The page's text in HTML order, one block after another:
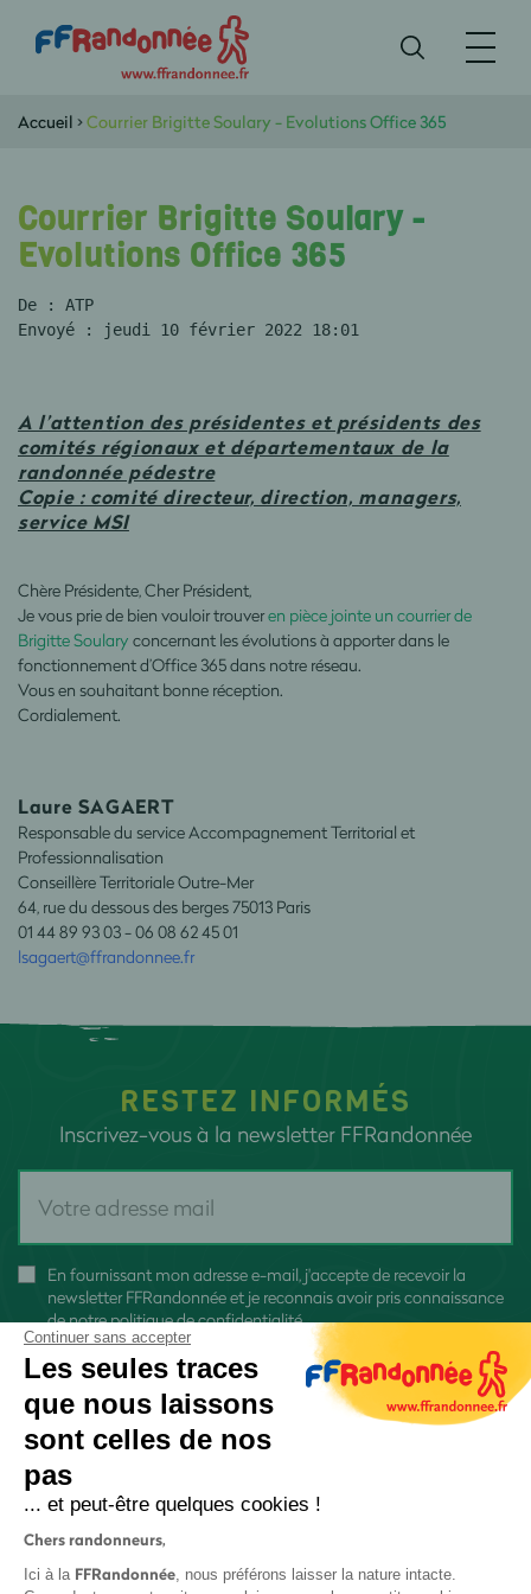
Accueil >Courrier Brigitte Soulary - Evolutions Office 365
Courrier Brigitte Soulary -
Evolutions Office 365
De : ATP
Envoyé : jeudi 10 février 2022 18:01
A l’attention des présidentes et présidents des
comités régionaux et départementaux de la
randonnée pédestre
Copie : comité directeur, direction, managers,
service MSI
Chère Présidente, Cher Président,
Je vous prie de bien vouloir trouveren pièce jointe un courrier de
Brigitte Soulary concernant les évolutions à apporter dans le
fonctionnement d’Office 365 dans notre réseau.
Vous en souhaitant bonne réception.
Cordialement.
Laure SAGAERT
Responsable du service Accompagnement Territorial et
Professionnalisation
Conseillère Territoriale Outre-Mer
64, rue du dessous des berges 75013 Paris
01 44 89 93 03 - 06 08 62 45 01
lsagaert@ffrandonnee.fr
RESTEZ INFORMÉS
Inscrivez-vous à la newsletter FFRandonnée
En fournissant mon adresse e-mail, j'accepte de recevoir la
newsletter FFRandonnée et je reconnais avoir pris connaissance
denotre politique de confidentialité
Continuer sans accepter
Les seules traces
que nous laissons
sont celles de nos
pas
... et peut-être quelques cookies !
Chers randonneurs,
Ici à la FFRandonnée, nous préférons laisser la nature intacte.